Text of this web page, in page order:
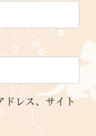
ドレス、サイト